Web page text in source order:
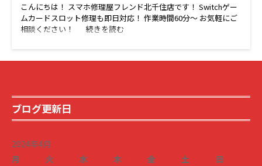
こんにちは！ スマホ修理屋フレンド北千住店です！ Switchゲー
ムカードスロット修理も即日対応！ 作業時間60分～ お気軽にご
相談ください！ 続きを読む
ブログ更新日
2024年4月
月
火 水 木 金 土
日